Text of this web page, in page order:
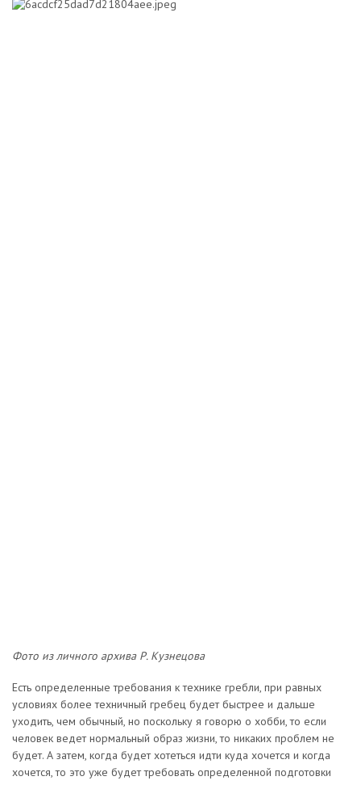
Фото из личного архива Р. Кузнецова
Есть определенные требования к технике гребли, при равных
условиях более техничный гребец будет быстрее и дальше
уходить, чем обычный, но поскольку я говорю о хобби, то если
человек ведет нормальный образ жизни, то никаких проблем не
будет. А затем, когда будет хотеться идти куда хочется и когда
хочется, то это уже будет требовать определенной подготовки